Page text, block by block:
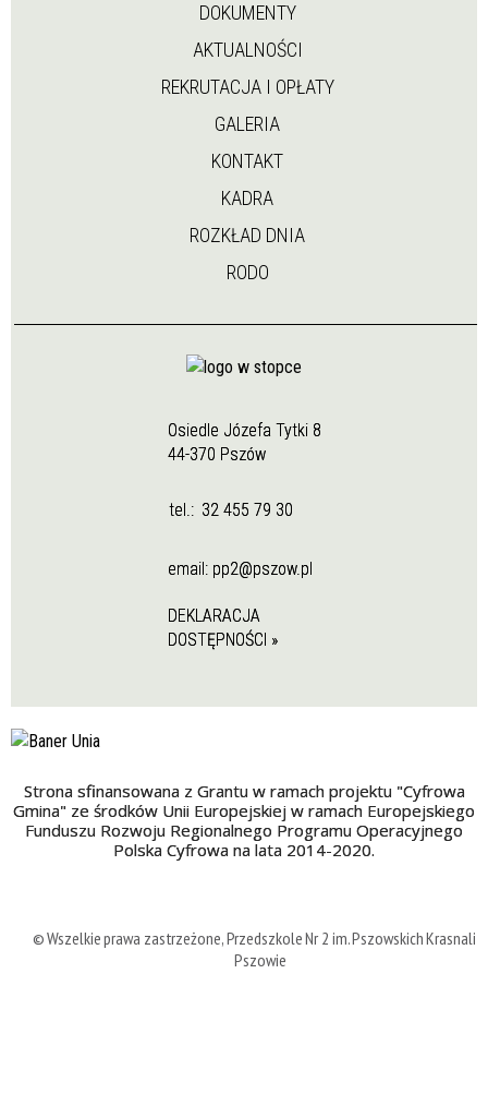
DOKUMENTY
AKTUALNOŚCI
REKRUTACJA I OPŁATY
GALERIA
KONTAKT
KADRA
ROZKŁAD DNIA
RODO
Osiedle Józefa Tytki 8
44-370 Pszów
tel.: 32 455 79 30
email: pp2@pszow.pl
DEKLARACJA
DOSTĘPNOŚCI »
Strona sfinansowana z Grantu w ramach projektu "Cyfrowa
Gmina" ze środków Unii Europejskiej w ramach Europejskiego
Funduszu Rozwoju Regionalnego Programu Operacyjnego
Polska Cyfrowa na lata 2014-2020.
© Wszelkie prawa zastrzeżone, Przedszkole Nr 2 im. Pszowskich Krasnali w
Pszowie